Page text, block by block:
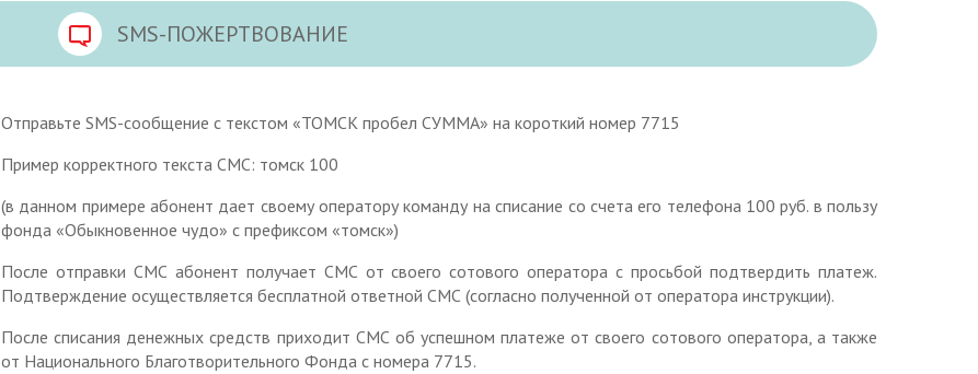
SMS-ПОЖЕРТВОВАНИЕ
Отправьте SMS-сообщение с текстом «ТОМСК пробел СУММА» на короткий номер 7715
Пример корректного текста СМС: томск 100
(в данном примере абонент дает своему оператору команду на списание со счета его телефона 100 руб. в пользу
фонда «Обыкновенное чудо» с префиксом «томск»)
После отправки СМС абонент получает СМС от своего сотового оператора с просьбой подтвердить платеж.
Подтверждение осуществляется бесплатной ответной СМС (согласно полученной от оператора инструкции).
После списания денежных средств приходит СМС об успешном платеже от своего сотового оператора, а также
от Национального Благотворительного Фонда с номера 7715.